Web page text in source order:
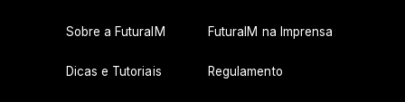
Sobre a FuturaIM FuturaIM na Imprensa
Dicas e Tutoriais Regulamento